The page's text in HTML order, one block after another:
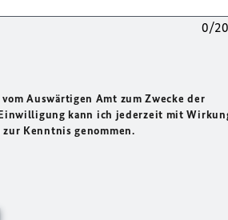
0/
Auswärtigen Amt zum Zwecke der
kann ich jederzeit mit
Kenntnis genommen.